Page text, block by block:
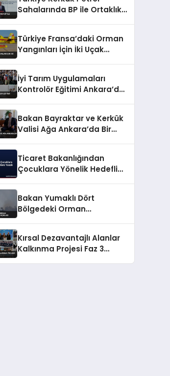
Sahalarında BP ile Ortaklık
Türkiye Fransa’daki Orman
Yangınları İçin İki Uçak
İyi Tarım Uygulamaları
Kontrolör Eğitimi Ankara’da
Bakan Bayraktar ve Kerkük
Valisi Ağa Ankara’da Bir
Ticaret Bakanlığından
Çocuklara Yönelik Hedefli
Bakan Yumaklı Dört
Bölgedeki Orman
Kırsal Dezavantajlı Alanlar
Kalkınma Projesi Faz 3